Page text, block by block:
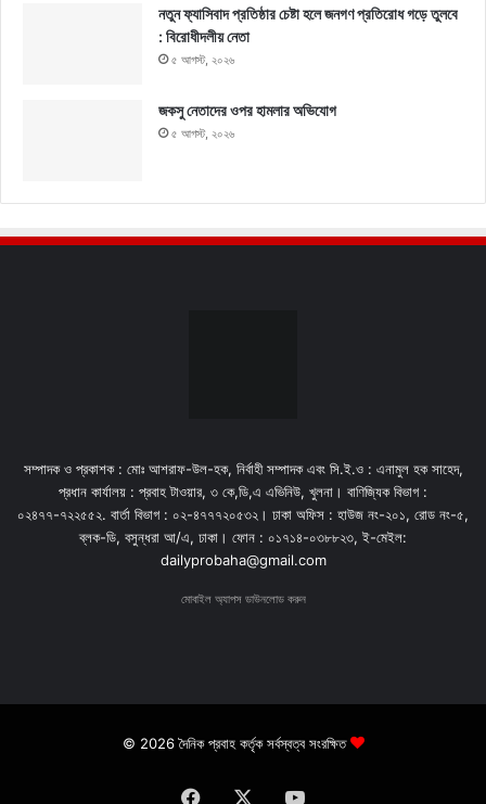
নতুন ফ্যাসিবাদ প্রতিষ্ঠার চেষ্টা হলে জনগণ প্রতিরোধ গড়ে তুলবে
: বিরোধীদলীয় নেতা
৫ আগস্ট, ২০২৬
জকসু নেতাদের ওপর হামলার অভিযোগ
৫ আগস্ট, ২০২৬
সম্পাদক ও প্রকাশক : মোঃ আশরাফ-উল-হক, নির্বাহী সম্পাদক এবং সি.ই.ও : এনামুল হক সাহেদ,
প্রধান কার্যালয় : প্রবাহ টাওয়ার, ৩ কে,ডি,এ এভিনিউ, খুলনা। বাণিজ্যিক বিভাগ :
০২৪৭৭-৭২২৫৫২. বার্তা বিভাগ : ০২-৪৭৭৭২০৫৩২। ঢাকা অফিস : হাউজ নং-২০১, রোড নং-৫,
ব্লক-ডি, বসুন্ধরা আ/এ, ঢাকা। ফোন : ০১৭১৪-০৩৮৮২৩, ই-মেইল:
dailyprobaha@gmail.com
মোবাইল অ্যাপস ডাউনলোড করুন
© 2026 দৈনিক প্রবাহ কর্তৃক সর্বস্বত্ব সংরক্ষিত
Facebook